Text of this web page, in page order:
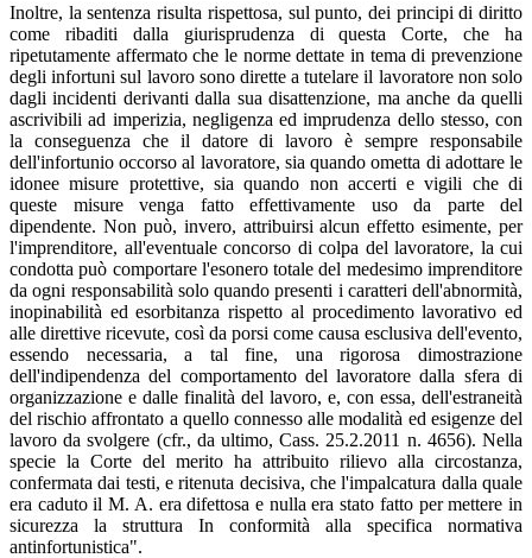
Inoltre, la sentenza risulta rispettosa, sul punto, dei principi di diritto
come ribaditi dalla giurisprudenza di questa Corte, che ha
ripetutamente affermato che le norme dettate in tema di prevenzione
degli infortuni sul lavoro sono dirette a tutelare il lavoratore non solo
dagli incidenti derivanti dalla sua disattenzione, ma anche da quelli
ascrivibili ad imperizia, negligenza ed imprudenza dello stesso, con
la conseguenza che il datore di lavoro è sempre responsabile
dell'infortunio occorso al lavoratore, sia quando ometta di adottare le
idonee misure protettive, sia quando non accerti e vigili che di
queste misure venga fatto effettivamente uso da parte del
dipendente. Non può, invero, attribuirsi alcun effetto esimente, per
l'imprenditore, all'eventuale concorso di colpa del lavoratore, la cui
condotta può comportare l'esonero totale del medesimo imprenditore
da ogni responsabilità solo quando presenti i caratteri dell'abnormità,
inopinabilità ed esorbitanza rispetto al procedimento lavorativo ed
alle direttive ricevute, così da porsi come causa esclusiva dell'evento,
essendo necessaria, a tal fine, una rigorosa dimostrazione
dell'indipendenza del comportamento del lavoratore dalla sfera di
organizzazione e dalle finalità del lavoro, e, con essa, dell'estraneità
del rischio affrontato a quello connesso alle modalità ed esigenze del
lavoro da svolgere (cfr., da ultimo, Cass. 25.2.2011 n. 4656). Nella
specie la Corte del merito ha attribuito rilievo alla circostanza,
confermata dai testi, e ritenuta decisiva, che l'impalcatura dalla quale
era caduto il M. A. era difettosa e nulla era stato fatto per mettere in
sicurezza la struttura In conformità alla specifica normativa
antinfortunistica".